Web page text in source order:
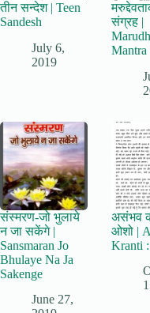
तीन सन्देश | Teen
Sandesh
July 6,
2019
संग्रह |
Mantra
संस्मरण-जो भुलाये
न जा सकेंगे |
Sansmaran Jo
Bhulaye Na Ja
Sakenge
June 27,
असंभव
ओशो |
Kranti